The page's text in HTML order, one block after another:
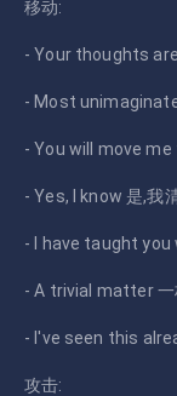
移动:
- Your thoughts
- Most
- You will move
- Yes, I know 是,我
- I have taught you
- A trivial matter 一
- I've seen this
攻击: